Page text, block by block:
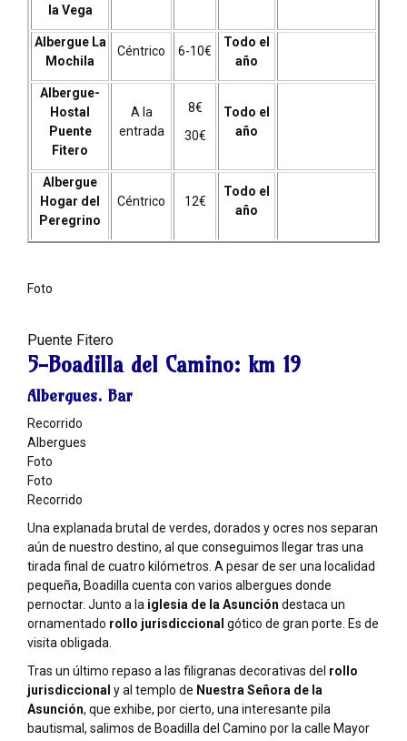
la Vega
Albergue La
Mochila
Céntrico 6-10€
Todo el
año
Albergue-
Hostal
Puente
Fitero
A la
entrada
8€
30€
Todo el
año
Albergue
Hogar del
Peregrino
Céntrico 12€
Todo el
año
Foto
Puente Fitero
5-Boadilla del Camino: km 19
Albergues. Bar
Recorrido
Albergues
Foto
Foto
Recorrido
Una explanada brutal de verdes, dorados y ocres nos separan
aún de nuestro destino, al que conseguimos llegar tras una
tirada final de cuatro kilómetros. A pesar de ser una localidad
pequeña, Boadilla cuenta con varios albergues donde
pernoctar. Junto a la iglesia de la Asunción destaca un
ornamentado rollo jurisdiccional gótico de gran porte. Es de
visita obligada.
Tras un último repaso a las filigranas decorativas del rollo
jurisdiccional y al templo de Nuestra Señora de la
Asunción, que exhibe, por cierto, una interesante pila
bautismal, salimos de Boadilla del Camino por la calle Mayor